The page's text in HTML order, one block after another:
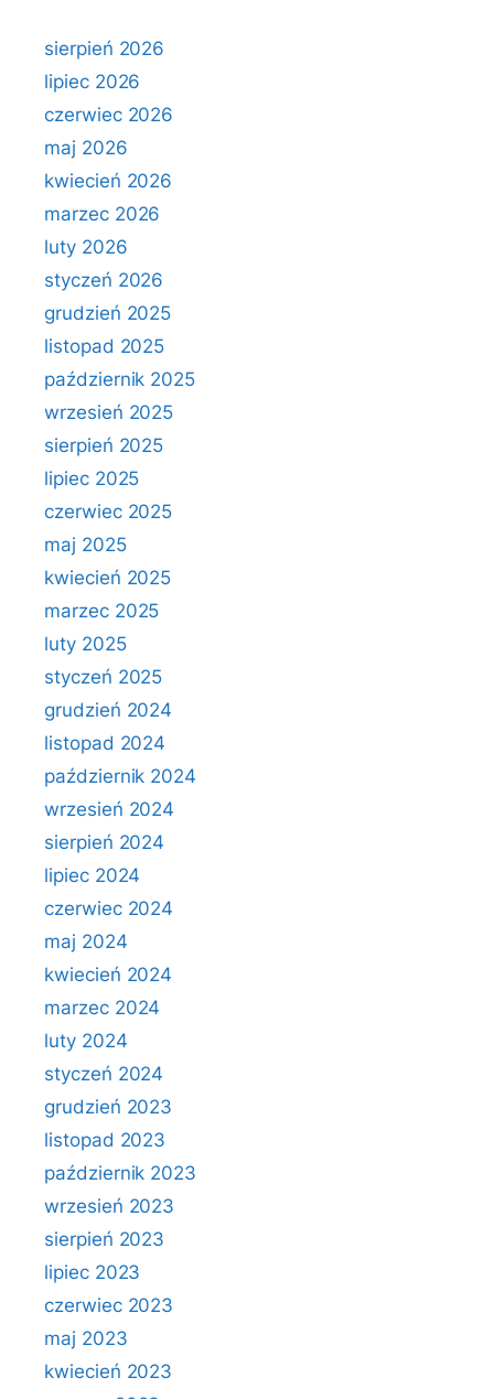
sierpień 2026
lipiec 2026
czerwiec 2026
maj 2026
kwiecień 2026
marzec 2026
luty 2026
styczeń 2026
grudzień 2025
listopad 2025
październik 2025
wrzesień 2025
sierpień 2025
lipiec 2025
czerwiec 2025
maj 2025
kwiecień 2025
marzec 2025
luty 2025
styczeń 2025
grudzień 2024
listopad 2024
październik 2024
wrzesień 2024
sierpień 2024
lipiec 2024
czerwiec 2024
maj 2024
kwiecień 2024
marzec 2024
luty 2024
styczeń 2024
grudzień 2023
listopad 2023
październik 2023
wrzesień 2023
sierpień 2023
lipiec 2023
czerwiec 2023
maj 2023
kwiecień 2023